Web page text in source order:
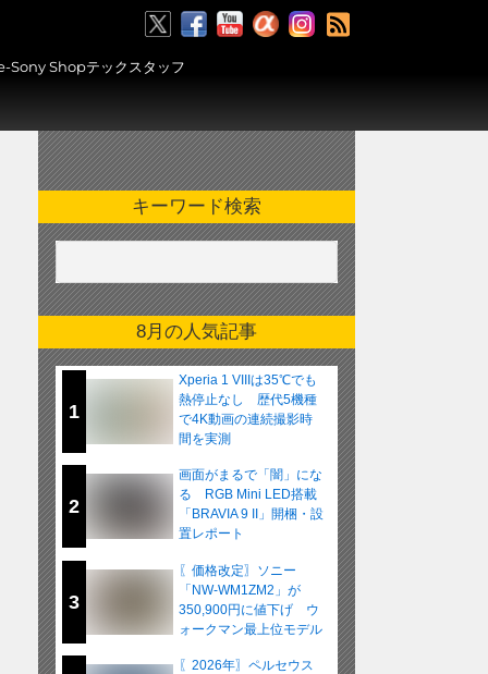
Sony Shopテックスタッフ
キーワード検索
8月の人気記事
1
Xperia 1 VIIIは35℃でも
熱停止なし 歴代5機種
で4K動画の連続撮影時
間を実測
2
画面がまるで「闇」にな
る RGB Mini LED搭載
「BRAVIA 9 II」開梱・設
置レポート
3
〖価格改定〗ソニー
「NW-WM1ZM2」が
350,900円に値下げ ウ
ォークマン最上位モデル
〖2026年〗ペルセウス